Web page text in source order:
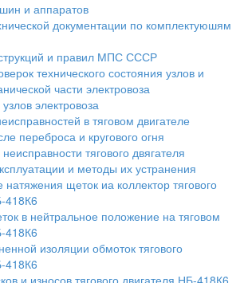
и аппаратов
документации по комплектуюшям
и правил МПС СССР
технического состояния узлов и
части электровоза
электровоза
в тяговом двигателе
переброса и кругового огня
тягового двягателя
и методы их устранения
щеток иа коллектор тягового
418К6
в нейтральное положение на тяговом
418К6
изоляции обмоток тягового
418К6
и износов тягового двигателя НБ-418К6